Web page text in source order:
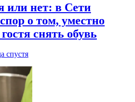
или нет: в Сети
о том, уместно
снять обувь
спустя